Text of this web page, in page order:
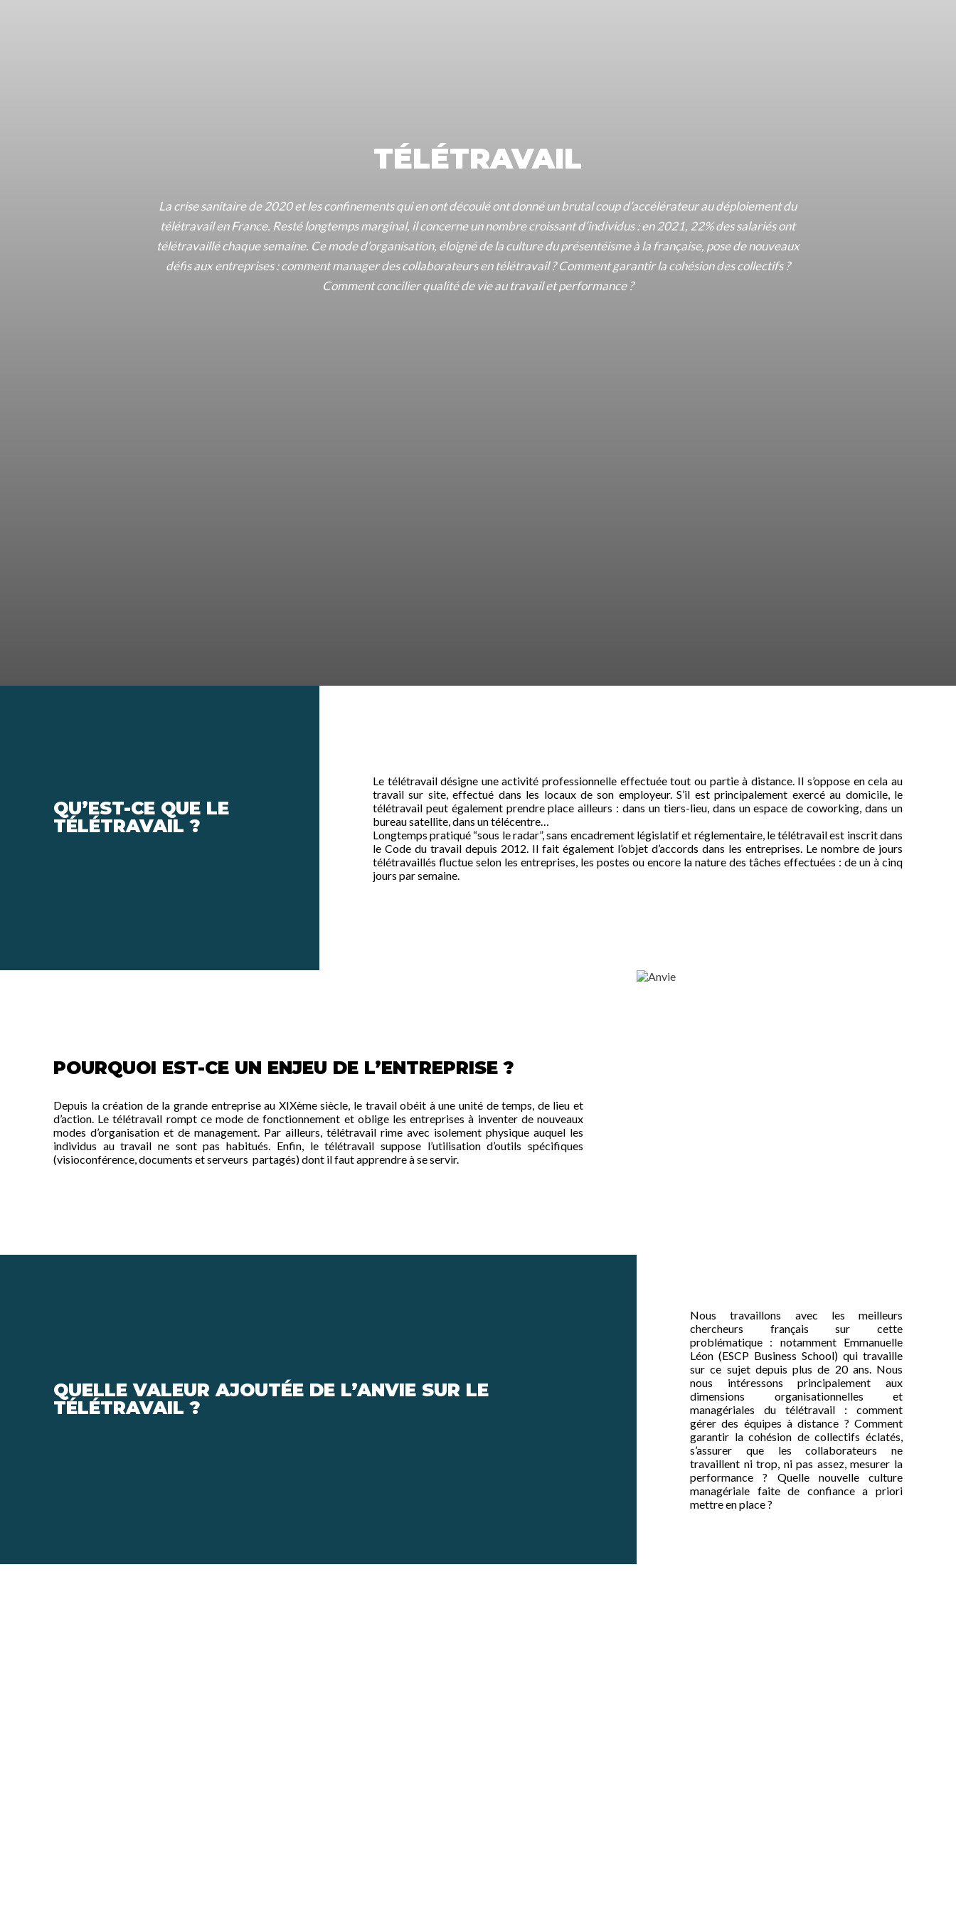
TÉLÉTRAVAIL
La crise sanitaire de 2020 et les confinements qui en ont découlé ont donné un brutal coup d’accélérateur au déploiement du
télétravail en France. Resté longtemps marginal, il concerne un nombre croissant d’individus : en 2021, 22% des salariés ont
télétravaillé chaque semaine. Ce mode d’organisation, éloigné de la culture du présentéisme à la française, pose de nouveaux
défis aux entreprises : comment manager des collaborateurs en télétravail ? Comment garantir la cohésion des collectifs ?
Comment concilier qualité de vie au travail et performance ?
QU’EST-CE QUE LE
TÉLÉTRAVAIL ?
Le télétravail désigne une activité professionnelle effectuée tout ou partie à distance. Il s’oppose en cela au
travail sur site, effectué dans les locaux de son employeur. S’il est principalement exercé au domicile, le
télétravail peut également prendre place ailleurs : dans un tiers-lieu, dans un espace de coworking, dans un
bureau satellite, dans un télécentre…
Longtemps pratiqué “sous le radar”, sans encadrement législatif et réglementaire, le télétravail est inscrit dans
le Code du travail depuis 2012. Il fait également l’objet d’accords dans les entreprises. Le nombre de jours
télétravaillés fluctue selon les entreprises, les postes ou encore la nature des tâches effectuées : de un à cinq
jours par semaine.
POURQUOI EST-CE UN ENJEU DE L’ENTREPRISE ?
Depuis la création de la grande entreprise au XIXème siècle, le travail obéit à une unité de temps, de lieu et
d’action. Le télétravail rompt ce mode de fonctionnement et oblige les entreprises à inventer de nouveaux
modes d’organisation et de management. Par ailleurs, télétravail rime avec isolement physique auquel les
individus au travail ne sont pas habitués. Enfin, le télétravail suppose l’utilisation d’outils spécifiques
(visioconférence, documents et serveurs partagés) dont il faut apprendre à se servir.
QUELLE VALEUR AJOUTÉE DE L’ANVIE SUR LE
TÉLÉTRAVAIL ?
Nous travaillons avec les meilleurs
chercheurs français sur cette
problématique : notamment Emmanuelle
Léon (ESCP Business School) qui travaille
sur ce sujet depuis plus de 20 ans. Nous
nous intéressons principalement aux
dimensions organisationnelles et
managériales du télétravail : comment
gérer des équipes à distance ? Comment
garantir la cohésion de collectifs éclatés,
s’assurer que les collaborateurs ne
travaillent ni trop, ni pas assez, mesurer la
performance ? Quelle nouvelle culture
managériale faite de confiance a priori
mettre en place ?